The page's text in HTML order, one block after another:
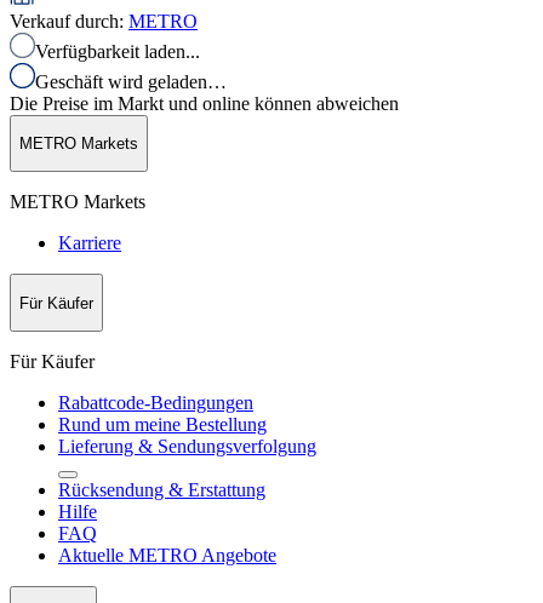
Verkauf durch: METRO
Verfügbarkeit laden...
Geschäft wird geladen…
Die Preise im Markt und online können abweichen
METRO Markets
METRO Markets
Karriere
Für Käufer
Für Käufer
Rabattcode-Bedingungen
Rund um meine Bestellung
Lieferung & Sendungsverfolgung
Rücksendung & Erstattung
Hilfe
FAQ
Aktuelle METRO Angebote